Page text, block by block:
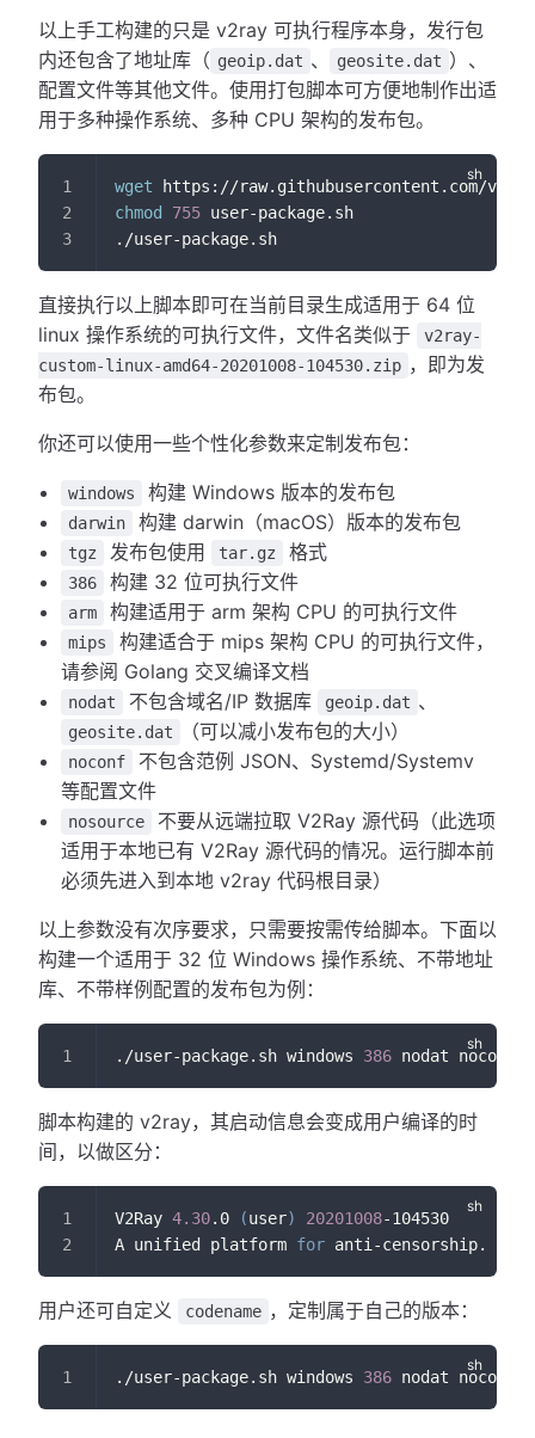
以上手工构建的只是 v2ray 可执行程序本身，发行包
内还包含了地址库（ geoip.dat 、 geosite.dat ）、
配置文件等其他文件。使用打包脚本可方便地制作出适
用于多种操作系统、多种 CPU 架构的发布包。
wget https://raw.githubusercontent.com/
chmod
755 user-package.sh
./user-package.sh
直接执行以上脚本即可在当前目录生成适用于 64 位
linux 操作系统的可执行文件，文件名类似于
v2ray-
custom-linux-amd64-20201008-104530.zip ，即为发
布包。
你还可以使用一些个性化参数来定制发布包：
windows 构建 Windows 版本的发布包
darwin 构建 darwin（macOS）版本的发布包
tgz 发布包使用 tar.gz 格式
386 构建 32 位可执行文件
arm 构建适用于 arm 架构 CPU 的可执行文件
mips
构建适合于 mips 架构 CPU 的可执行文件，
请参阅 Golang 交叉编译文档
nodat 不包含域名/IP 数据库 geoip.dat 、
geosite.dat （可以减小发布包的大小）
noconf
不包含范例 JSON、Systemd/Systemv
等配置文件
nosource
不要从远端拉取 V2Ray 源代码（此选项
适用于本地已有 V2Ray 源代码的情况。运行脚本前
必须先进入到本地 v2ray 代码根目录）
以上参数没有次序要求，只需要按需传给脚本。下面以
构建一个适用于 32 位 Windows 操作系统、不带地址
库、不带样例配置的发布包为例：
./user-package.sh windows 386 nodat noconf
脚本构建的 v2ray，其启动信息会变成用户编译的时
间，以做区分：
V2Ray 4.30.0 (user) 20201008-104530
A unified platform for anti-censorship.
用户还可自定义 codename ，定制属于自己的版本：
./user-package.sh windows 386 nodat noconf